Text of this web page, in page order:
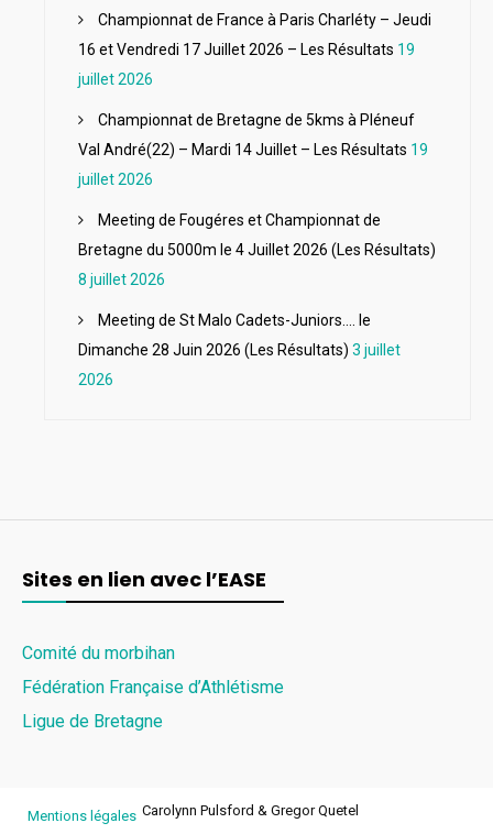
Championnat de France à Paris Charléty – Jeudi
16 et Vendredi 17 Juillet 2026 – Les Résultats 19
juillet 2026
Championnat de Bretagne de 5kms à Pléneuf
Val André(22) – Mardi 14 Juillet – Les Résultats 19
juillet 2026
Meeting de Fougéres et Championnat de
Bretagne du 5000m le 4 Juillet 2026 (Les Résultats)
8 juillet 2026
Meeting de St Malo Cadets-Juniors…. le
Dimanche 28 Juin 2026 (Les Résultats) 3 juillet
2026
Sites en lien avec l’EASE
Comité du morbihan
Fédération Française d’Athlétisme
Ligue de Bretagne
Mentions légales Carolynn Pulsford & Gregor Quetel